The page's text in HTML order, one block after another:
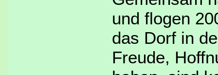
und flogen
das Dorf in
Freude,